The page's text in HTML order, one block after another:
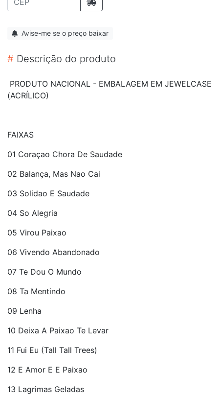
Avise-me se o preço baixar
# Descrição do produto
PRODUTO NACIONAL - EMBALAGEM EM JEWELCASE
(ACRÍLICO)
FAIXAS
01 Coraçao Chora De Saudade
02 Balança, Mas Nao Cai
03 Solidao E Saudade
04 So Alegria
05 Virou Paixao
06 Vivendo Abandonado
07 Te Dou O Mundo
08 Ta Mentindo
09 Lenha
10 Deixa A Paixao Te Levar
11 Fui Eu (Tall Tall Trees)
12 E Amor E E Paixao
13 Lagrimas Geladas